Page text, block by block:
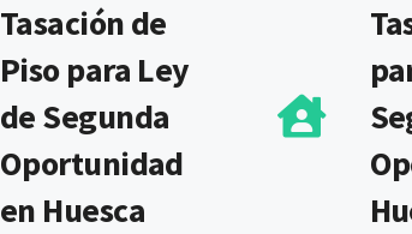
Tasación de
Piso para Ley
de Segunda
Oportunidad
en Huesca